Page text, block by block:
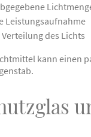
Leistungsaufnahme
des Lichts
kann